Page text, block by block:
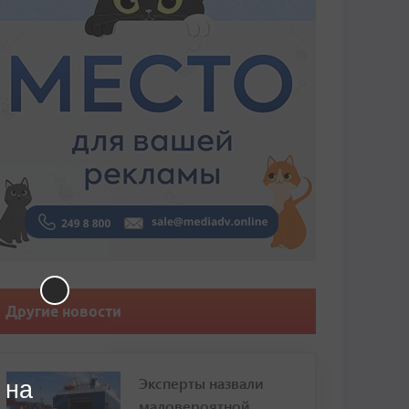
Другие новости
Эксперты назвали